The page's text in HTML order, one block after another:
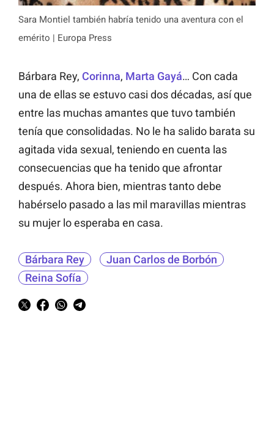
Sara Montiel también habría tenido una aventura con el
emérito | Europa Press
Bárbara Rey, Corinna, Marta Gayá… Con cada
una de ellas se estuvo casi dos décadas, así que
entre las muchas amantes que tuvo también
tenía que consolidadas. No le ha salido barata su
agitada vida sexual, teniendo en cuenta las
consecuencias que ha tenido que afrontar
después. Ahora bien, mientras tanto debe
habérselo pasado a las mil maravillas mientras
su mujer lo esperaba en casa.
Bárbara Rey
Juan Carlos de Borbón
Reina Sofía